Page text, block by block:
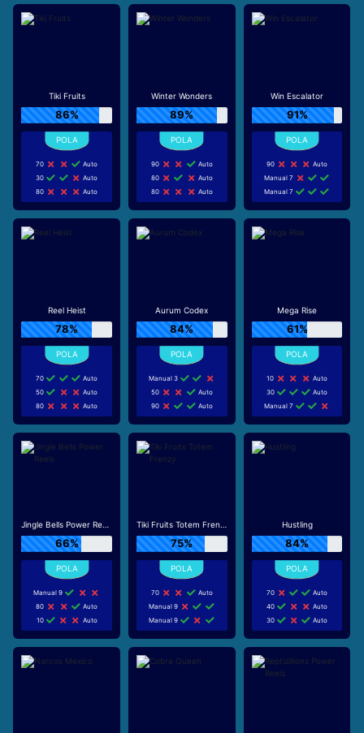
Tiki Fruits
86%
70
Auto
30
Auto
80
Auto
Winter Wonders
89%
90
Auto
80
Auto
80
Auto
Win Escalator
91%
90
Auto
Manual 7
Manual 7
Reel Heist
78%
70
Auto
50
Auto
80
Auto
Aurum Codex
84%
Manual 3
50
Auto
90
Auto
Mega Rise
61%
10
Auto
30
Auto
Manual 7
Jingle Bells Power Reels
66%
Manual 9
80
Auto
10
Auto
Tiki Fruits Totem Frenzy
75%
70
Auto
Manual 9
Manual 9
Hustling
84%
70
Auto
40
Auto
30
Auto